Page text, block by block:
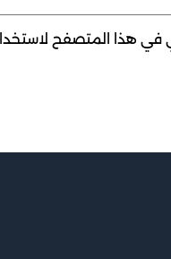
في هذا المتصفح